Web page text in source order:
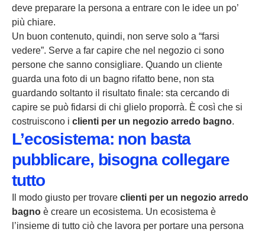
deve preparare la persona a entrare con le idee un po’
più chiare.
Un buon contenuto, quindi, non serve solo a “farsi
vedere”. Serve a far capire che nel negozio ci sono
persone che sanno consigliare. Quando un cliente
guarda una foto di un bagno rifatto bene, non sta
guardando soltanto il risultato finale: sta cercando di
capire se può fidarsi di chi glielo proporrà. È così che si
costruiscono i clienti per un negozio arredo bagno.
L’ecosistema: non basta
pubblicare, bisogna collegare
tutto
Il modo giusto per trovare clienti per un negozio arredo
bagno è creare un ecosistema. Un ecosistema è
l’insieme di tutto ciò che lavora per portare una persona